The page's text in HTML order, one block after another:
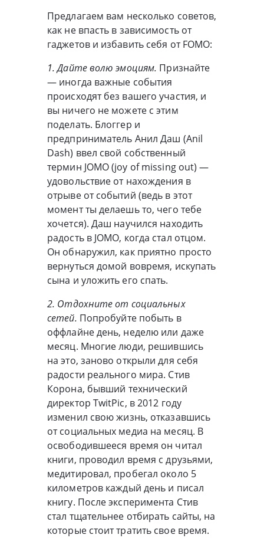
Предлагаем вам несколько советов,
как не впасть в зависимость от
гаджетов и избавить себя от FOMO:
1. Дайте волю эмоциям. Признайте
— иногда важные события
происходят без вашего участия, и
вы ничего не можете с этим
поделать. Блоггер и
предприниматель Анил Даш (Anil
Dash) ввел свой собственный
термин JOMO (joy of missing out) —
удовольствие от нахождения в
отрыве от событий (ведь в этот
момент ты делаешь то, чего тебе
хочется). Даш научился находить
радость в JOMO, когда стал отцом.
Он обнаружил, как приятно просто
вернуться домой вовремя, искупать
сына и уложить его спать.
2. Отдохните от социальных
сетей. Попробуйте побыть в
оффлайне день, неделю или даже
месяц. Многие люди, решившись
на это, заново открыли для себя
радости реального мира. Стив
Корона, бывший технический
директор TwitPic, в 2012 году
изменил свою жизнь, отказавшись
от социальных медиа на месяц. В
освободившееся время он читал
книги, проводил время с друзьями,
медитировал, пробегал около 5
километров каждый день и писал
книгу. После эксперимента Стив
стал тщательнее отбирать сайты, на
которые стоит тратить свое время.